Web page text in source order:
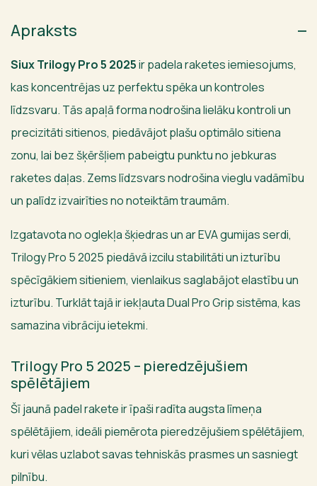
Apraksts
Siux Trilogy Pro 5 2025ir padela raketes iemiesojums,
kas koncentrējas uz perfektu spēka un kontroles
līdzsvaru. Tās apaļā forma nodrošina lielāku kontroli un
precizitāti sitienos, piedāvājot plašu optimālo sitiena
zonu, lai bez šķēršļiem pabeigtu punktu no jebkuras
raketes daļas. Zems līdzsvars nodrošina vieglu vadāmību
un palīdz izvairīties no noteiktām traumām.
Izgatavota no oglekļa šķiedras un ar EVA gumijas serdi,
Trilogy Pro 5 2025 piedāvā izcilu stabilitāti un izturību
spēcīgākiem sitieniem, vienlaikus saglabājot elastību un
izturību. Turklāt tajā ir iekļauta Dual Pro Grip sistēma, kas
samazina vibrāciju ietekmi.
Trilogy Pro 5 2025 – pieredzējušiem
spēlētājiem
Šī jaunā padel rakete ir īpaši radīta augsta līmeņa
spēlētājiem, ideāli piemērota pieredzējušiem spēlētājiem,
kuri vēlas uzlabot savas tehniskās prasmes un sasniegt
pilnību.